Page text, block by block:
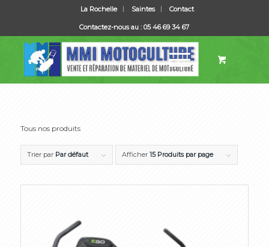
La Rochelle Saintes Contact
Contactez-nous au : 05 46 69 34 67
Tous nos produits
Trier par Par défaut Afficher 15 Produits par page